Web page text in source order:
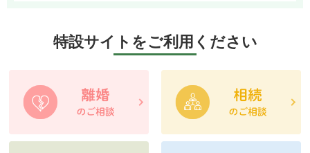
特設サイトをご利用ください